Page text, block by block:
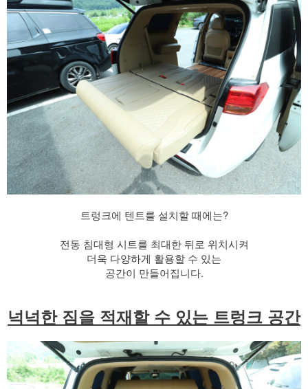
트렁크에 텐트를 설치할 때에는?
전동 침대형 시트를 최대한 뒤로 위치시켜
더욱 다양하게 활용할 수 있는
공간이 만들어집니다.
넉넉한 짐을 적재할 수 있는 트렁크 공간